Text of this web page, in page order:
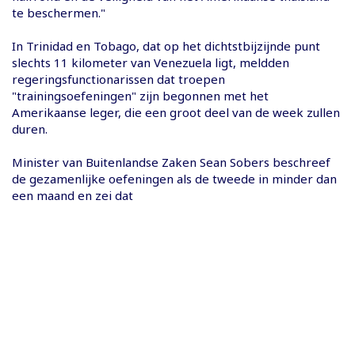
te beschermen."
In Trinidad en Tobago, dat op het dichtstbijzijnde punt
slechts 11 kilometer van Venezuela ligt, meldden
regeringsfunctionarissen dat troepen
"trainingsoefeningen" zijn begonnen met het
Amerikaanse leger, die een groot deel van de week zullen
duren.
Minister van Buitenlandse Zaken Sean Sobers beschreef
de gezamenlijke oefeningen als de tweede in minder dan
een maand en zei dat